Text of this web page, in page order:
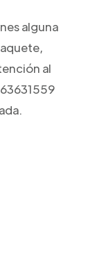
alguna
al